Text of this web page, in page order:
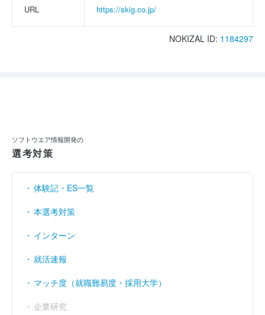
URL https://skig.co.jp/
NOKIZAL ID: 1184297
ソフトウエア情報開発の
選考対策
体験記・ES一覧
本選考対策
インターン
就活速報
マッチ度（就職難易度・採用大学）
企業研究